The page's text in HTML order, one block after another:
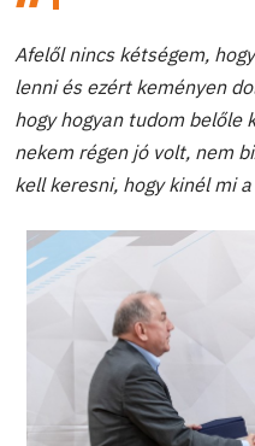
Afelől nincs kétségem,
lenni és ezért keményen
hogy hogyan tudom belőle
nekem régen jó volt, nem
kell keresni, hogy kinél mi